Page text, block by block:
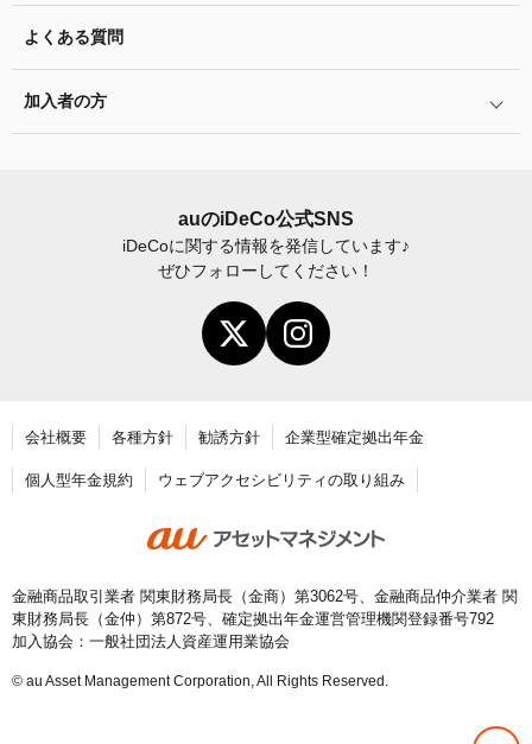
お申込書類の書き方と記入例
バランス型投資信託の選び方
指定運用方法について
ふるさと納税シミュレーション
よくある質問
加入者の方
加入後の諸変更手続きについて
お申し込み後に届く書類について
年末調整・確定申告の書き方と記入例
老齢給付金の請求手続き
auのiDeCo公式SNS
iDeCoに関する情報を発信しています♪
ぜひフォローしてください！
会社概要 各種方針 勧誘方針 企業型確定拠出年金
個人型年金規約 ウェブアクセシビリティの取り組み
金融商品取引業者 関東財務局長（金商）第3062号、金融商品仲介業者 関
東財務局長（金仲）第872号、確定拠出年金運営管理機関登録番号792
加入協会：一般社団法人資産運用業協会
© au Asset Management Corporation, All Rights Reserved.